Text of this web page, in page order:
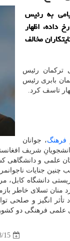
به رئیس
داده، اظهار
مخالف
ترکمان رئیس
بابری رئیس
تاسف کرد.
فرهنگ، جوانان
شریف
علمی و دانشگاهی
چنین جنایات
دانشگاه
منان تسلای خاطر
انگیز و صلحی
علمی فرهنگی دو
15